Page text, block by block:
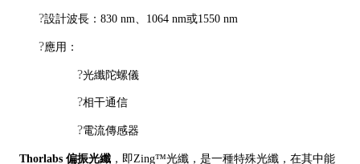
?設計波長：830 nm、1064 nm或1550 nm
?應用：
?光纖陀螺儀
?相干通信
?電流傳感器
Thorlabs 偏振光纖，即Zing™光纖，是一種特殊光纖，在其中能